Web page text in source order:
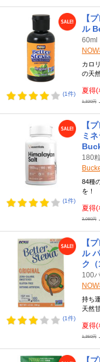
(1件)
【
ル
60ml
カロ
の天
夏得(
1,320円
(1件)
【
ミ
180
84種
を！
夏得(
3,080円
(1件)
【
ル
ク
100
持ち
天然
夏得(
1,350円